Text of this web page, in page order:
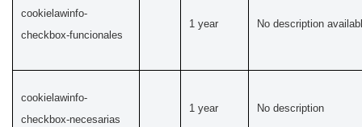
cookielawinfo-
checkbox-funcionales
1 year No description
cookielawinfo-
checkbox-necesarias
1 year No description